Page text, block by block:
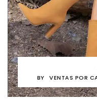
BY
VENTAS POR